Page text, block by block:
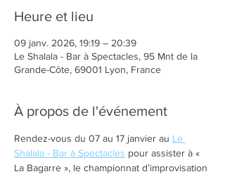
Heure et lieu
09 janv. 2026, 19:19 – 20:39
Le Shalala - Bar à Spectacles, 95 Mnt de la
Grande-Côte, 69001 Lyon, France
À propos de l'événement
Rendez-vous du 07 au 17 janvier au Le
Shalala - Bar à Spectacles pour assister à «
La Bagarre », le championnat d’improvisation